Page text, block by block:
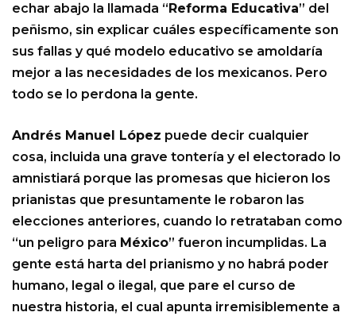
echar abajo la llamada “ Reforma Educativa” del
peñismo, sin explicar cuáles específicamente son
sus fallas y qué modelo educativo se amoldaría
mejor a las necesidades de los mexicanos. Pero
todo se lo perdona la gente.
Andrés Manuel López puede decir cualquier
cosa, incluida una grave tontería y el electorado lo
amnistiará porque las promesas que hicieron los
prianistas que presuntamente le robaron las
elecciones anteriores, cuando lo retrataban como
“un peligro para México” fueron incumplidas. La
gente está harta del prianismo y no habrá poder
humano, legal o ilegal, que pare el curso de
nuestra historia, el cual apunta irremisiblemente a